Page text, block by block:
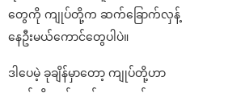
တွေကို ကျုပ်တို့က ဆက်ခြောက်လှန့်
နေဦးမယ်ကောင်တွေပါပဲ။
ဒါပေမဲ့ ခုချိန်မှာတော့ ကျုပ်တို့ဟာ